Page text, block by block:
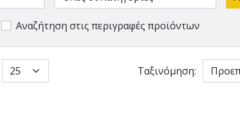
Αναζήτηση στις περιγραφές προϊόντων
Ταξινόμηση: